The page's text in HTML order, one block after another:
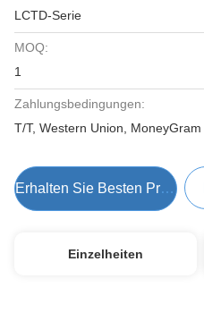
LCTD-Serie
MOQ:
1
Zahlungsbedingungen:
T/T, Western Union, MoneyGram
Erhalten Sie Besten Preis
Einzelheiten